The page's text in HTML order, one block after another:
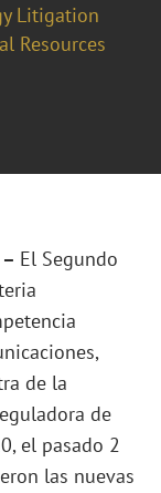
Litigation
Resources
– El Segundo
de la
de
el pasado 2
las nuevas